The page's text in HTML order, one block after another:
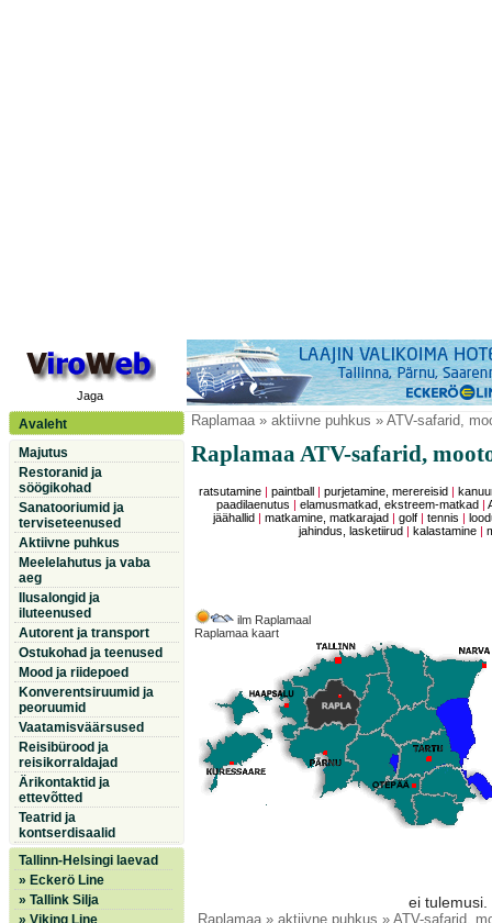
Jaga
Avaleht
Majutus
Restoranid ja
söögikohad
Sanatooriumid ja
terviseteenused
Aktiivne puhkus
Meelelahutus ja vaba
aeg
Ilusalongid ja
iluteenused
Autorent ja transport
Ostukohad ja teenused
Mood ja riidepoed
Konverentsiruumid ja
peoruumid
Vaatamisväärsused
Reisibürood ja
reisikorraldajad
Ärikontaktid ja
ettevõtted
Teatrid ja
kontserdisaalid
Tallinn-Helsingi laevad
» Eckerö Line
» Tallink Silja
» Viking Line
Raplamaa» aktiivne puhkus » ATV-safarid,
Raplamaa ATV-safarid,
ratsutamine| paintball purjetamine, merereisid
paadilaenutus
|elamusmatkad, ekstreem-matkad |
jäähallid
matkamine, matkarajad golf| tennis
jahindus, lasketiirud
kalastamine |
ilm Raplamaal
Raplamaa kaart
ei tulemusi.
Raplamaa» aktiivne puhkus » ATV-safarid,